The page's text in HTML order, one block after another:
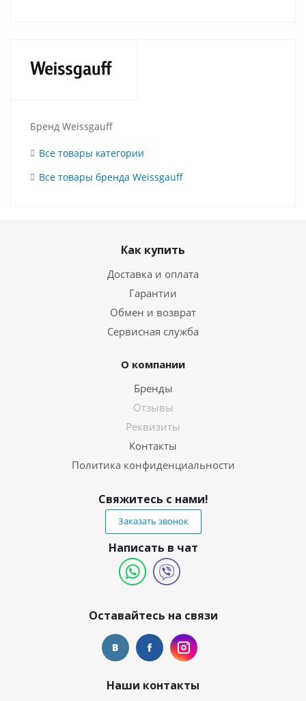
Бренд Weissgauff
Все товары категории
Все товары бренда Weissgauff
Как купить
Доставка и оплата
Гарантии
Обмен и возврат
Сервисная служба
О компании
Бренды
Отзывы
Реквизиты
Контакты
Политика конфиденциальности
Свяжитесь с нами!
Заказать звонок
Написать в чат
Оставайтесь на связи
Наши контакты